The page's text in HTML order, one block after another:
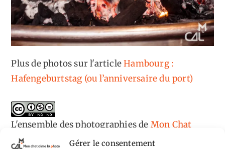
Gérer le consentement
Plus de photos sur l'articleHambourg :
Hafengeburtstag (ou l’anniversaire du port)
L'ensemble des photographiesde Mon Chat
Aime la Photoest mis à disposition selon les